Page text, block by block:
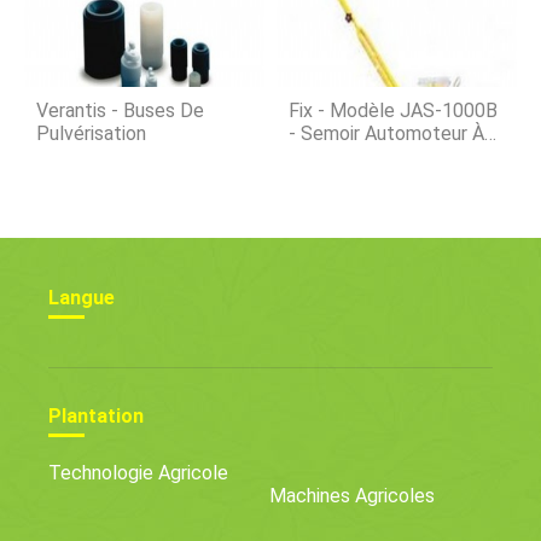
Verantis - Buses De
Pulvérisation
Fix - Modèle JAS-1000B
- Semoir Automoteur À
Langue
Plantation
Technologie Agricole
Machines Agricoles